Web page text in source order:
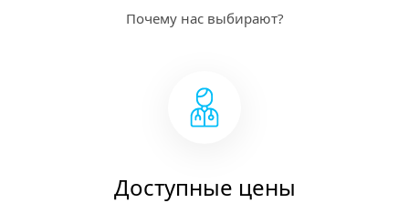
Почему нас выбирают?
Доступные цены